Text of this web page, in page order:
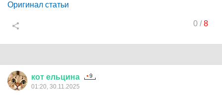
Оригинал статьи
0/8
кот ельцина
01:20, 30.11.2025